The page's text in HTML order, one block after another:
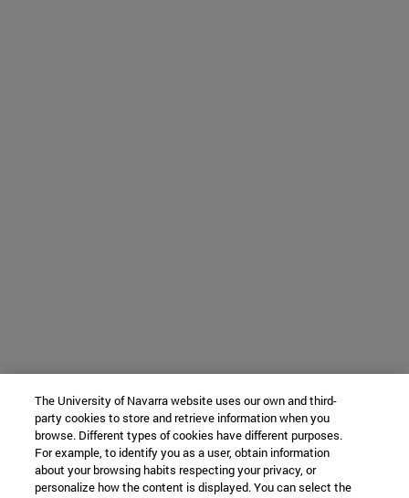
The University of Navarra website uses our own and third-
party cookies to store and retrieve information when you
browse. Different types of cookies have different purposes.
For example, to identify you as a user, obtain information
about your browsing habits respecting your privacy, or
personalize how the content is displayed. You can select the